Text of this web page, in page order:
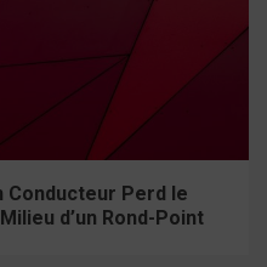
Conducteur Perd le
d’un Rond-Point